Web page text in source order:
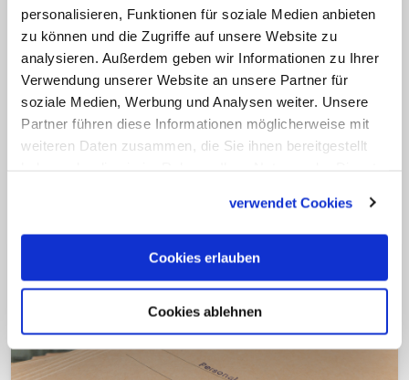
personalisieren, Funktionen für soziale Medien anbieten
zu können und die Zugriffe auf unsere Website zu
analysieren. Außerdem geben wir Informationen zu Ihrer
Verwendung unserer Website an unsere Partner für
soziale Medien, Werbung und Analysen weiter. Unsere
Partner führen diese Informationen möglicherweise mit
weiteren Daten zusammen, die Sie ihnen bereitgestellt
verwendet Cookies
Cookies erlauben
Cookies ablehnen
sein. Als Alternative reicht ein positiv
beschiedener Antrag eines Betroffenen
auf Anerkennung des Leids aus.
Außerdem müssten die beschuldigten
Personen seit mindestens zehn Jahren tot
sein. (KNA)